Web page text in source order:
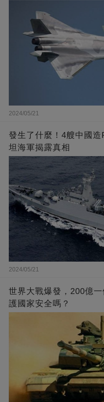
2024/05/21
發生了什麼！4艘中國
坦海軍揭露真相
2024/05/21
世界大戰爆發，200億
護國家安全嗎？